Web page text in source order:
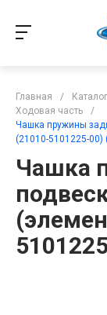
Главная /
Ходовая часть
/
Чашка пружины
(21010-5101225-00)
Чашка